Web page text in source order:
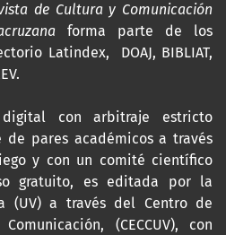
de Cultura y Comunicación
forma parte de los
Latindex, DOAJ, BIBLIAT,
digital con arbitraje estricto
pares académicos a través
y con un comité científico
gratuito, es editada por la
(UV) a través del Centro de
(CECCUV), con